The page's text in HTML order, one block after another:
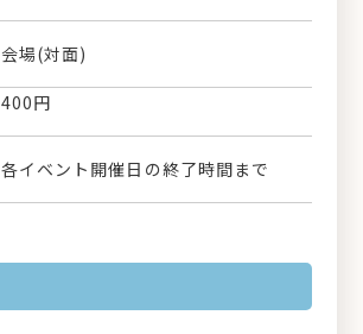
会場(対面)
400円
各イベント開催日の終了時間まで